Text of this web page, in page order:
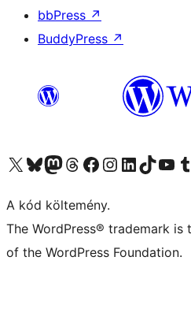
bbPress ↗
BuddyPress ↗
Visit our X (formerly Twitter) account
Visit our Bluesky account
Twitter csatornánk
Visit our Threads account
Facebook oldalunk
Visit our Instagram account
Visit our LinkedIn account
Visit our TikTok
Visit our
A kód költemény.
The WordPress® trademark
of the WordPress Foundation.